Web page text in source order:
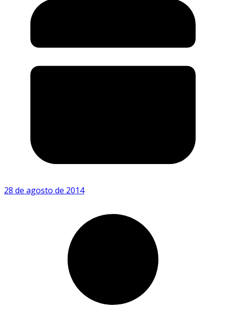
28 de agosto de 2014